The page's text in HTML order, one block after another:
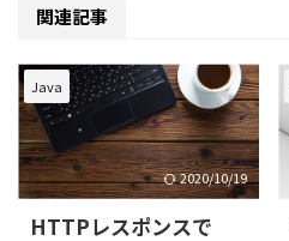
関連記事
Java
2020/10/19
HTTPレスポンスで